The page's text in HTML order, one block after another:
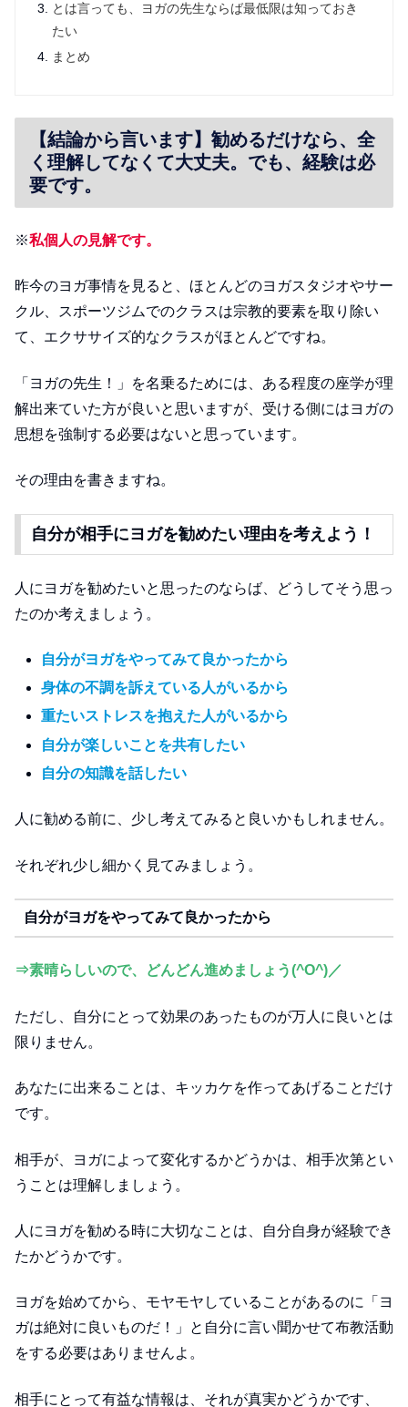
とは言っても、ヨガの先生ならば最低限は知っておき
たい
まとめ
【結論から言います】勧めるだけなら、全
く理解してなくて大丈夫。でも、経験は必
要です。
※私個人の見解です。
昨今のヨガ事情を見ると、ほとんどのヨガスタジオやサー
クル、スポーツジムでのクラスは宗教的要素を取り除い
て、エクササイズ的なクラスがほとんどですね。
「ヨガの先生！」を名乗るためには、ある程度の座学が理
解出来ていた方が良いと思いますが、受ける側にはヨガの
思想を強制する必要はないと思っています。
その理由を書きますね。
自分が相手にヨガを勧めたい理由を考えよう！
人にヨガを勧めたいと思ったのならば、どうしてそう思っ
たのか考えましょう。
自分がヨガをやってみて良かったから
身体の不調を訴えている人がいるから
重たいストレスを抱えた人がいるから
自分が楽しいことを共有したい
自分の知識を話したい
人に勧める前に、少し考えてみると良いかもしれません。
それぞれ少し細かく見てみましょう。
自分がヨガをやってみて良かったから
⇒素晴らしいので、どんどん進めましょう(^O^)／
ただし、自分にとって効果のあったものが万人に良いとは
限りません。
あなたに出来ることは、キッカケを作ってあげることだけ
です。
相手が、ヨガによって変化するかどうかは、相手次第とい
うことは理解しましょう。
人にヨガを勧める時に大切なことは、自分自身が経験でき
たかどうかです。
ヨガを始めてから、モヤモヤしていることがあるのに「ヨ
ガは絶対に良いものだ！」と自分に言い聞かせて布教活動
をする必要はありませんよ。
相手にとって有益な情報は、それが真実かどうかです、